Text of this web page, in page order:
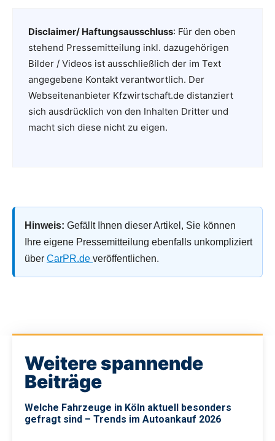
Disclaimer/ Haftungsausschluss: Für den oben
stehend Pressemitteilung inkl. dazugehörigen
Bilder / Videos ist ausschließlich der im Text
angegebene Kontakt verantwortlich. Der
Webseitenanbieter Kfzwirtschaft.de distanziert
sich ausdrücklich von den Inhalten Dritter und
macht sich diese nicht zu eigen.
Hinweis: Gefällt Ihnen dieser Artikel, Sie können
Ihre eigene Pressemitteilung ebenfalls unkompliziert
über CarPR.de veröffentlichen.
Weitere spannende
Beiträge
Welche Fahrzeuge in Köln aktuell besonders
gefragt sind – Trends im Autoankauf 2026